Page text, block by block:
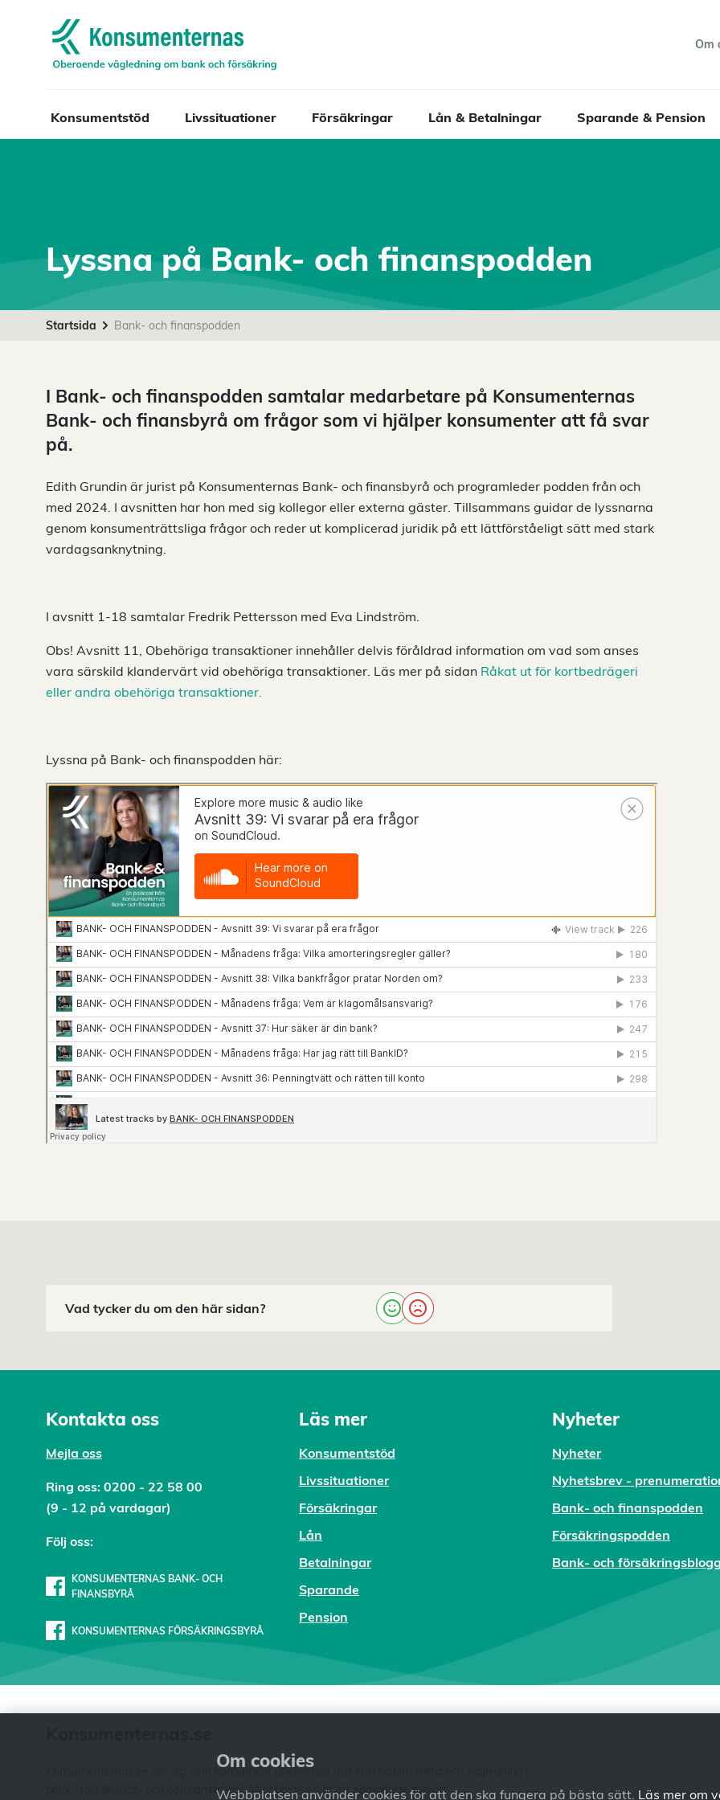
Navigera till startsidan
Om
Konsumentstöd Livssituationer Försäkringar Lån & Betalningar Sparande & Pension
Lyssna på Bank- och finanspodden
Startsida Bank- och finanspodden
I Bank- och finanspodden samtalar medarbetare på Konsumenternas
Bank- och finansbyrå om frågor som vi hjälper konsumenter att få svar
på.
Edith Grundin är jurist på Konsumenternas Bank- och finansbyrå och programleder podden från och
med 2024. I avsnitten har hon med sig kollegor eller externa gäster. Tillsammans guidar de lyssnarna
genom konsumenträttsliga frågor och reder ut komplicerad juridik på ett lättförståeligt sätt med stark
vardagsanknytning.
I avsnitt 1-18 samtalar Fredrik Pettersson med Eva Lindström.
Obs! Avsnitt 11, Obehöriga transaktioner innehåller delvis föråldrad information om vad som anses
vara särskild klandervärt vid obehöriga transaktioner. Läs mer på sidan Råkat ut för kortbedrägeri
eller andra obehöriga transaktioner.
Lyssna på Bank- och finanspodden här:
Vad tycker du om den här sidan?
Kontakta oss
Mejla oss
Ring oss: 0200 - 22 58 00
(9 - 12 på vardagar)
Följ oss:
KONSUMENTERNAS BANK- OCH
FINANSBYRÅ
KONSUMENTERNAS FÖRSÄKRINGSBYRÅ
Läs mer
Konsumentstöd
Livssituationer
Försäkringar
Lån
Betalningar
Sparande
Pension
Nyheter
Nyheter
Nyhetsbrev -
Bank- och finanspodden
Försäkringspodden
Bank- och
Konsumenternas.se ger dig som konsument oberoende och kostnadsfri fakta och vägledning i
bank-, försäkrings- och pensionsfrågor. Webbplatsen är ett samarbete mellan
Om cookies
Webbplatsen använder cookies för att den ska fungera på bästa sätt. Läs mer om